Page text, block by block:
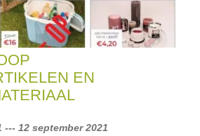
EN
--- 12 september 2021